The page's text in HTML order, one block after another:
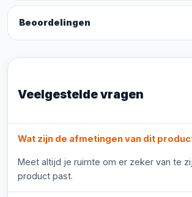
Beoordelingen
Veelgestelde vragen
Wat zijn de afmetingen van dit
Meet altijd je ruimte om er zeker van te
product past.